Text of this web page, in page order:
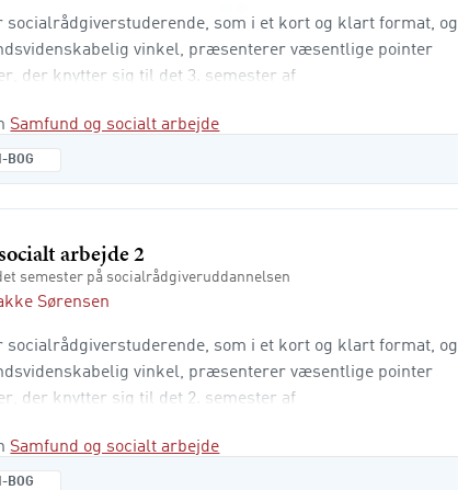
socialrådgiverstuderende, som i et kort og klart format, og
vinkel, præsenterer væsentlige pointer
der knytter sig til det 3. semester af
begreber, teorier og vinkler i dit arbejde som
en kommune, en privat organisation eller en anden
beskæftig
Samfund og socialt arbejde
I-BOG
arbejde 2
semester på socialrådgiveruddannelsen
Sørensen
socialrådgiverstuderende, som i et kort og klart format, og
vinkel, præsenterer væsentlige pointer
der knytter sig til det 2. semester af
begreber, teorier og vinkler i dit arbejde som
en kommune, en privat organisation eller en anden
Samfund og socialt arbejde
I-BOG